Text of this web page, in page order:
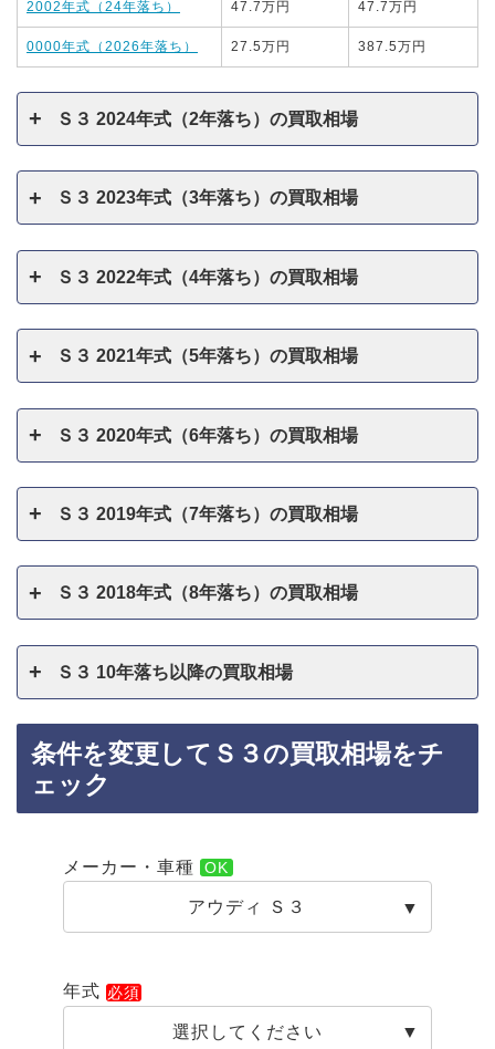
2002年式（24年落ち） 47.7万円 47.7万円
0000年式（2026年落ち） 27.5万円 387.5万円
Ｓ３ 2024年式（2年落ち）の買取相場
Ｓ３ 2023年式（3年落ち）の買取相場
Ｓ３ 2022年式（4年落ち）の買取相場
Ｓ３ 2021年式（5年落ち）の買取相場
Ｓ３ 2020年式（6年落ち）の買取相場
Ｓ３ 2019年式（7年落ち）の買取相場
Ｓ３ 2018年式（8年落ち）の買取相場
Ｓ３ 10年落ち以降の買取相場
条件を変更してＳ３の買取相場をチ
ェック
メーカー・車種
アウディ Ｓ３
年式
選択してください